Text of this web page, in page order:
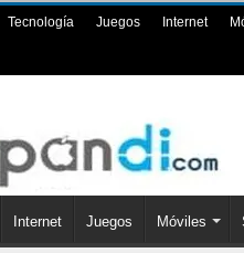
Tecnología Juegos Internet
Internet Juegos Móviles